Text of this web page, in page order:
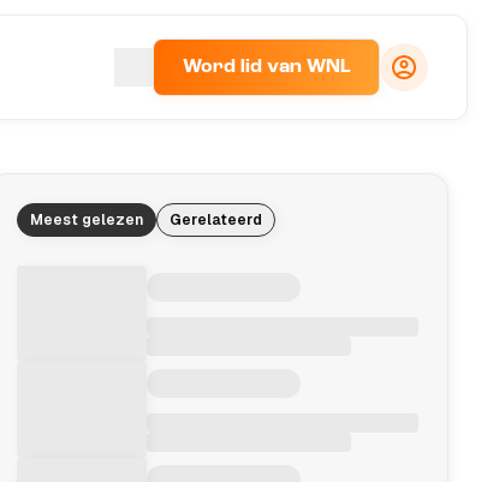
Word lid van WNL
Meest gelezen Gerelateerd